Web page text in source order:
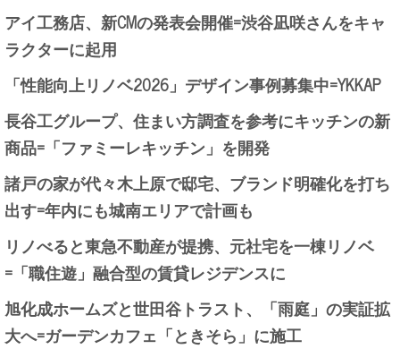
アイ工務店、新CMの発表会開催=渋谷凪咲さんをキャ
ラクターに起用
「性能向上リノベ2026」デザイン事例募集中=YKKAP
長谷工グループ、住まい方調査を参考にキッチンの新
商品=「ファミーレキッチン」を開発
諸戸の家が代々木上原で邸宅、ブランド明確化を打ち
出す=年内にも城南エリアで計画も
リノべると東急不動産が提携、元社宅を一棟リノベ
=「職住遊」融合型の賃貸レジデンスに
旭化成ホームズと世田谷トラスト、「雨庭」の実証拡
大へ=ガーデンカフェ「ときそら」に施工